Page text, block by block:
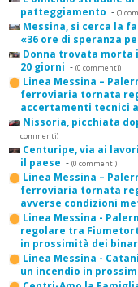
patteggiamento - (0
Messina, si cerca la
«36 ore di speranza
Donna trovata morta
20 giorni - (0 commenti)
Linea Messina –
ferroviaria tornata
accertamenti tecnici
Nissoria, picchiata
commenti)
Centuripe, via ai
il paese - (0 commenti)
Linea Messina –
ferroviaria tornata
avverse condizioni
Linea Messina -
regolare tra
in prossimità dei
Linea Messina -
un incendio in